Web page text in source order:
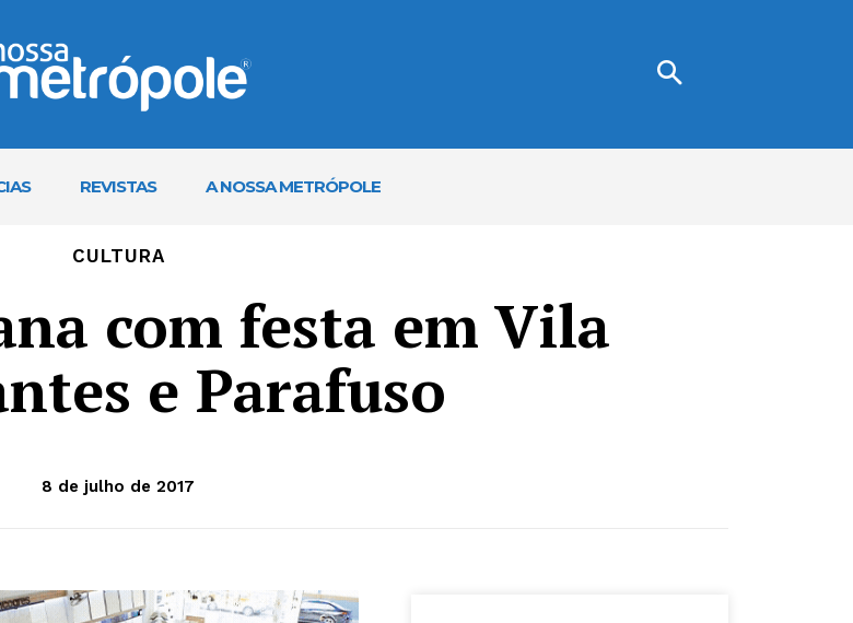
REVISTAS A NOSSA METRÓPOLE
CULTURA
com festa em Vila
e Parafuso
8 de julho de 2017